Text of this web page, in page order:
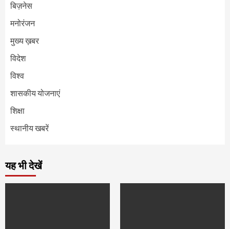
बिज़नेस
मनोरंजन
मुख्य ख़बर
विदेश
विश्व
शासकीय योजनाएं
शिक्षा
स्थानीय खबरें
यह भी देखें